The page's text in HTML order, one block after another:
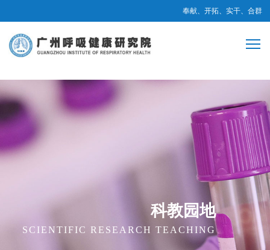
奉献、开拓、实干、合群
科教园地
SCIENTIFIC RESEARCH TEACHING